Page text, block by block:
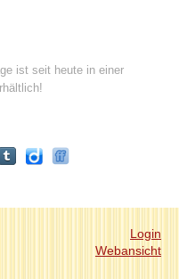
ist seit heute in einer
Login
Webansicht